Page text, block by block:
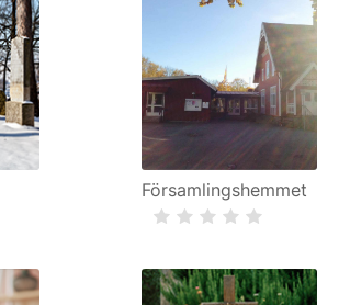
Församlingshemmet